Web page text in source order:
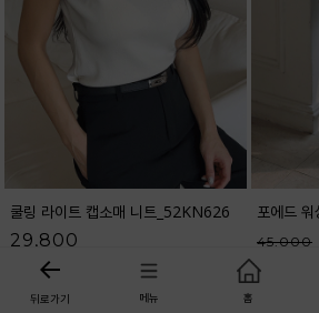
뒤로가기 메뉴 홈
쿨링 라이트 캡소매 니트_52KN626
29,800
45,000